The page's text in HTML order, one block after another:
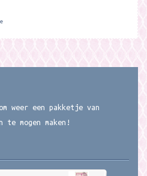
weer een pakketje van
te mogen maken!